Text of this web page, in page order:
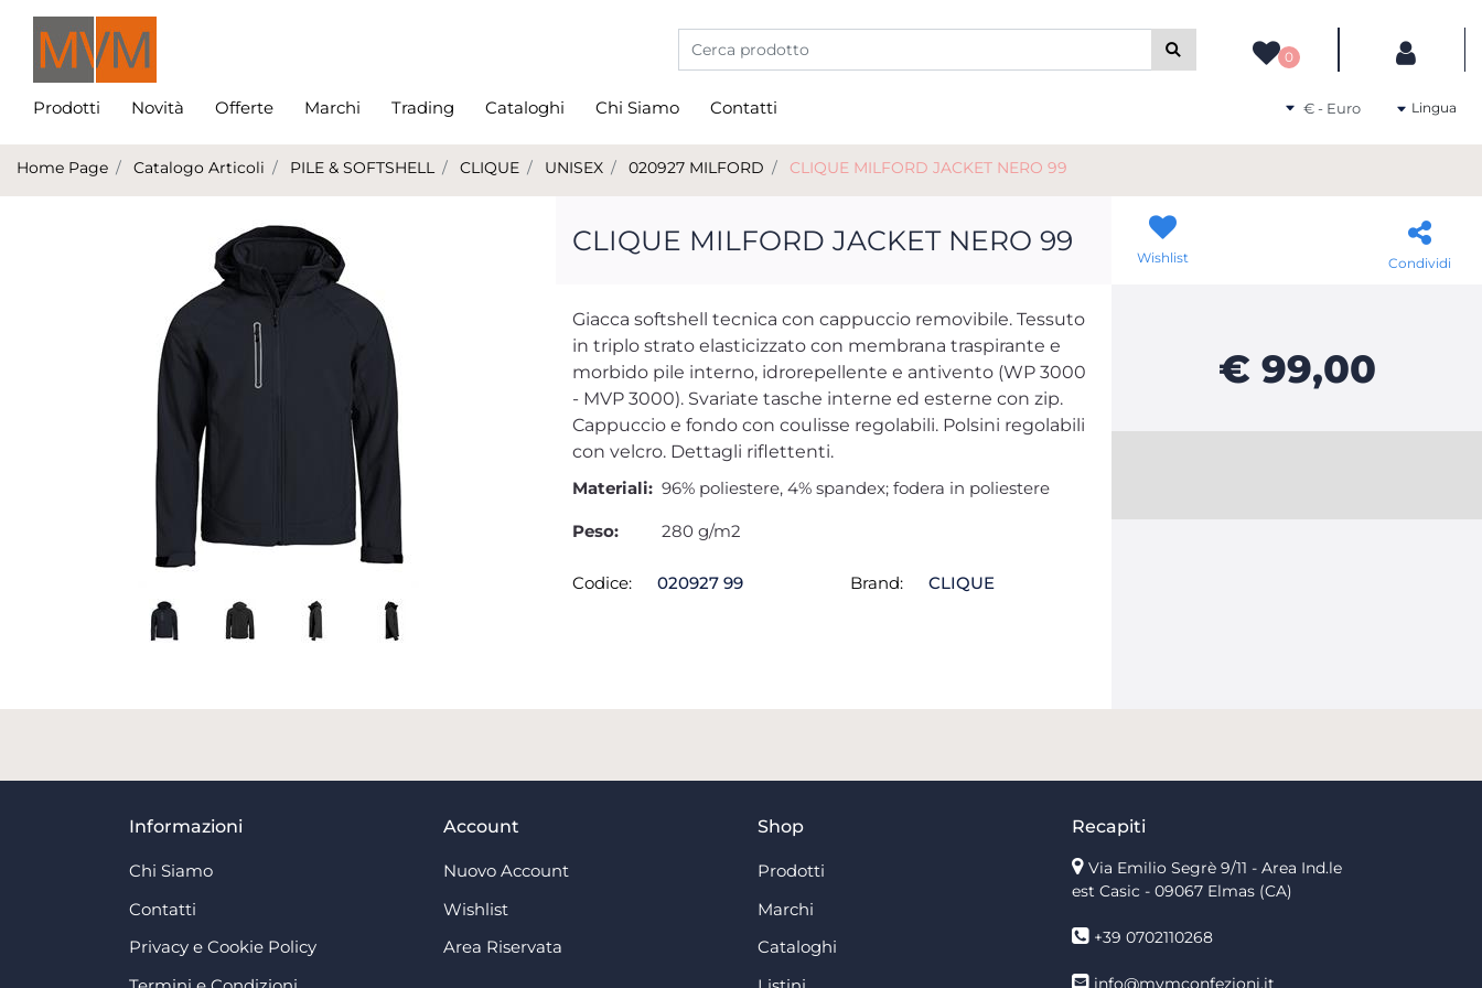
La modifica di un filtro aggiorna automaticamente gli altri filtri disponibili.
0
Prodotti Novità Offerte Marchi Trading Cataloghi Chi Siamo Contatti Seleziona una valuta
Lingua
Home Page Catalogo Articoli PILE & SOFTSHELL CLIQUE UNISEX 020927 MILFORD CLIQUE MILFORD JACKET NERO 99
CLIQUE MILFORD JACKET NERO 99
Giacca softshell tecnica con cappuccio removibile. Tessuto
in triplo strato elasticizzato con membrana traspirante e
morbido pile interno, idrorepellente e antivento (WP 3000
- MVP 3000). Svariate tasche interne ed esterne con zip.
Cappuccio e fondo con coulisse regolabili. Polsini regolabili
con velcro. Dettagli riflettenti.
Materiali: 96% poliestere, 4% spandex; fodera in poliestere
Peso: 280 g/m2
Codice: 020927 99 Brand: CLIQUE
Wishlist Condividi
€ 99,00
Informazioni
Chi Siamo
Contatti
Privacy e Cookie Policy
Account
Nuovo Account
Wishlist
Area Riservata
Shop
Prodotti
Marchi
Cataloghi
Recapiti
Via Emilio Segrè 9/11 - Area Ind.le
est Casic - 09067 Elmas (CA)
+39 0702110268
info@mvmconfezioni.it